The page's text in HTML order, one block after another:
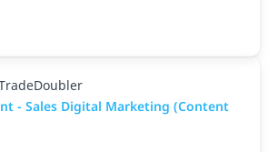
- Sales Digital Marketing (Content